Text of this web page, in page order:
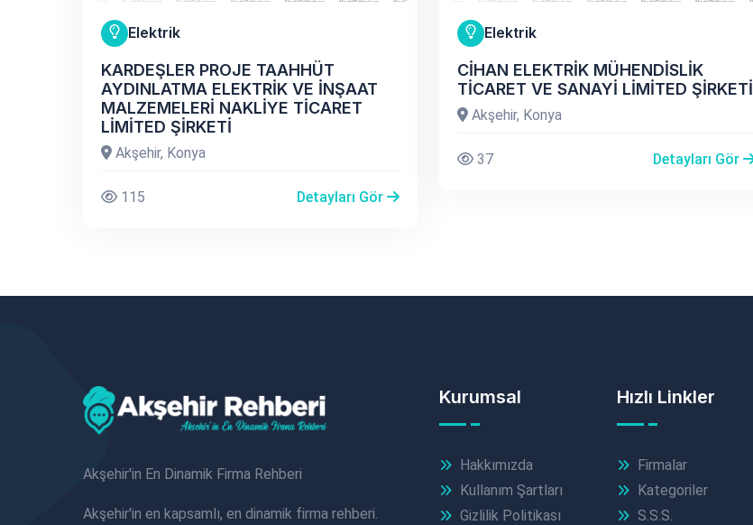
Elektrik
KARDEŞLER PROJE TAAHHÜT
AYDINLATMA ELEKTRİK VE İNŞAAT
MALZEMELERİ NAKLİYE TİCARET
LİMİTED ŞİRKETİ
Akşehir, Konya
115 Detayları Gör
Elektrik
CİHAN ELEKTRİK MÜHENDİSLİK
TİCARET VE SANAYİ LİMİTED ŞİRKETİ
Akşehir, Konya
37 Detayları Gör
Akşehir'in En Dinamik Firma Rehberi
Akşehir'in en kapsamlı, en dinamik firma rehberi.
Kurumsal
Hakkımızda
Kullanım Şartları
Gizlilik Politikası
Hızlı Linkler
Firmalar
Kategoriler
S.S.S.